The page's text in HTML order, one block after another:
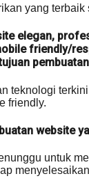
yang terbaik
elegan,
friendly/
pembuatan
teknologi
friendly.
website
untuk